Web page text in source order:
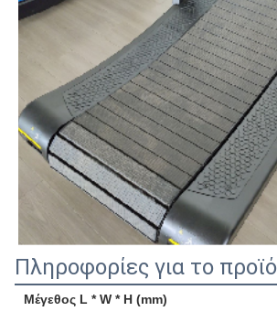
Πληροφορίες για το
Μέγεθος L * W * H (mm)